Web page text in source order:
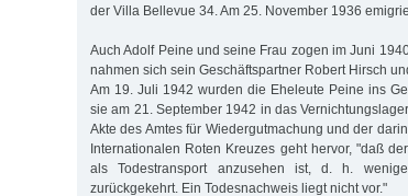
der Villa Bellevue 34. Am 25. November 1936
Auch Adolf Peine und seine Frau zogen im Juni
nahmen sich sein Geschäftspartner Robert Hirsch
Am 19. Juli 1942 wurden die Eheleute Peine ins
sie am 21. September 1942 in das
Akte des Amtes für Wiedergutmachung und der
Internationalen Roten Kreuzes geht hervor, "daß
als Todestransport anzusehen ist, d. h.
zurückgekehrt. Ein Todesnachweis liegt nicht vor."